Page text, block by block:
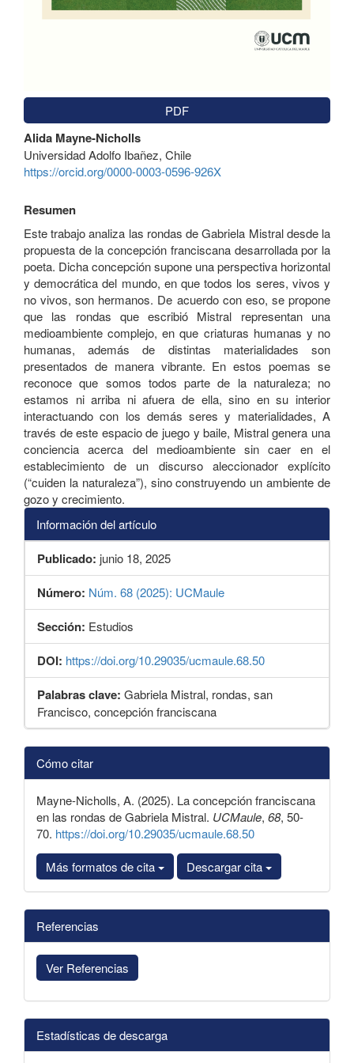
PDF
Contenido
principal
del
artículo
Alida Mayne-Nicholls
Universidad Adolfo Ibañez, Chile
https://orcid.org/0000-0003-0596-926X
Resumen
Este trabajo analiza las rondas de Gabriela Mistral desde la
propuesta de la concepción franciscana desarrollada por la
poeta. Dicha concepción supone una perspectiva horizontal
y democrática del mundo, en que todos los seres, vivos y
no vivos, son hermanos. De acuerdo con eso, se propone
que las rondas que escribió Mistral representan una
medioambiente complejo, en que criaturas humanas y no
humanas, además de distintas materialidades son
presentados de manera vibrante. En estos poemas se
reconoce que somos todos parte de la naturaleza; no
estamos ni arriba ni afuera de ella, sino en su interior
interactuando con los demás seres y materialidades, A
través de este espacio de juego y baile, Mistral genera una
conciencia acerca del medioambiente sin caer en el
establecimiento de un discurso aleccionador explícito
(“cuiden la naturaleza”), sino construyendo un ambiente de
gozo y crecimiento.
Información del artículo
Publicado: junio 18, 2025
Número: Núm. 68 (2025): UCMaule
Sección: Estudios
DOI: https://doi.org/10.29035/ucmaule.68.50
Palabras clave: Gabriela Mistral, rondas, san
Francisco, concepción franciscana
Detalles
del
artículo
Cómo citar
Mayne-Nicholls, A. (2025). La concepción franciscana
en las rondas de Gabriela Mistral. UCMaule, 68, 50-
70. https://doi.org/10.29035/ucmaule.68.50
Más formatos de cita
Descargar cita
Referencias
Ver Referencias
Estadísticas de descarga